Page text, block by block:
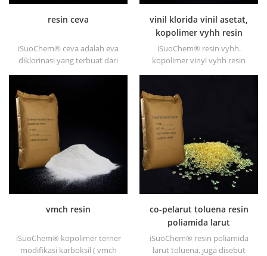
resin ceva
iSuoChem® ceva adalah eva
diklorinasi yang terbuat dari
organik seperti toluena, ester,
vinil klorida vinil asetat,
kopolimer vyhh resin
iSuoChem® resin vyhh.
kopolimer vinyl vyhh resin
kopolimer vinil asetat. nya
resin molekul tinggi (berat
molekul 27000).
vmch resin
iSuoChem® kopolimer terner
modifikasi karboksil ( vmch
co-pelarut toluena resin
poliamida larut
iSuoChem® resin poliamida
larut toluena, juga disebut